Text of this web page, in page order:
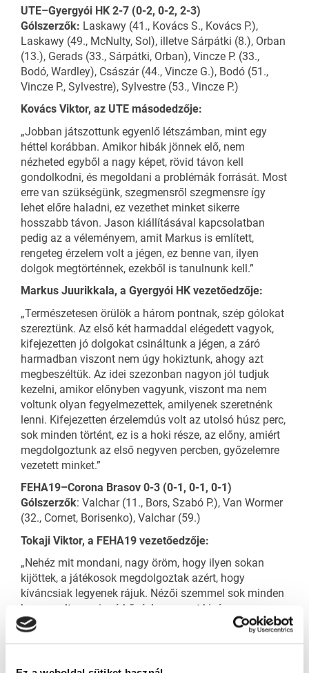
UTE–Gyergyói HK 2-7 (0-2, 0-2, 2-3)
Gólszerzők: Laskawy (41., Kovács S., Kovács P.),
Laskawy (49., McNulty, Sol), illetve Sárpátki (8.), Orban
(13.), Gerads (33., Sárpátki, Orban), Vincze P. (33.,
Bodó, Wardley), Császár (44., Vincze G.), Bodó (51.,
Vincze P., Sylvestre), Sylvestre (53., Vincze P.)
Kovács Viktor, az UTE másodedzője:
„Jobban játszottunk egyenlő létszámban, mint egy
héttel korábban. Amikor hibák jönnek elő, nem
nézheted egyből a nagy képet, rövid távon kell
gondolkodni, és megoldani a problémák forrását. Most
erre van szükségünk, szegmensről szegmensre így
lehet előre haladni, ez vezethet minket sikerre
hosszabb távon. Jason kiállításával kapcsolatban
pedig az a véleményem, amit Markus is említett,
rengeteg érzelem volt a jégen, ez benne van, ilyen
dolgok megtörténnek, ezekből is tanulnunk kell.”
Markus Juurikkala, a Gyergyói HK vezetőedzője:
„Természetesen örülök a három pontnak, szép gólokat
szereztünk. Az első két harmaddal elégedett vagyok,
kifejezetten jó dolgokat csináltunk a jégen, a záró
harmadban viszont nem úgy hokiztunk, ahogy azt
megbeszéltük. Az idei szezonban nagyon jól tudjuk
kezelni, amikor előnyben vagyunk, viszont ma nem
voltunk olyan fegyelmezettek, amilyenek szeretnénk
lenni. Kifejezetten érzelemdús volt az utolsó húsz perc,
sok minden történt, ez is a hoki része, az előny, amiért
megdolgoztunk az első negyven percben, győzelemre
vezetett minket.”
FEHA19–Corona Brasov 0-3 (0-1, 0-1, 0-1)
Gólszerzők: Valchar (11., Bors, Szabó P.), Van Wormer
(32., Cornet, Borisenko), Valchar (59.)
Tokaji Viktor, a FEHA19 vezetőedzője:
„Nehéz mit mondani, nagy öröm, hogy ilyen sokan
kijöttek, a játékosok megdolgoztak azért, hogy
kíváncsiak legyenek rájuk. Nézői szemmel sok minden
benne volt a mai mérkőzésben, egyet kivéve: a
gólszerzésünk. Ha nem hisszük el, hogy kapura kell
kell, hogy a top négy játékosunk nem állt